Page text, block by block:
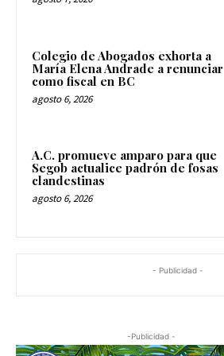
Colegio de Abogados exhorta a
María Elena Andrade a renunciar
como fiscal en BC
agosto 6, 2026
A.C. promueve amparo para que
Segob actualice padrón de fosas
clandestinas
agosto 6, 2026
- Publicidad -
-Publicidad -